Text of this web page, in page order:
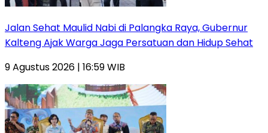
Jalan Sehat Maulid Nabi di Palangka Raya, Gubernur
Kalteng Ajak Warga Jaga Persatuan dan Hidup Sehat
9 Agustus 2026 | 16:59 WIB